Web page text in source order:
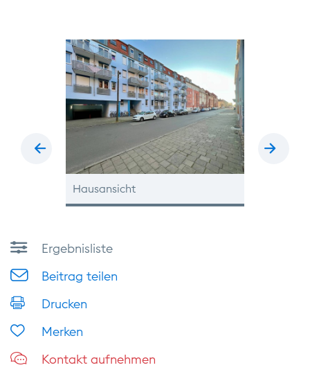
zurück vor
Hausansicht
Ergebnisliste
Beitrag teilen
Drucken
Merken
Kontakt aufnehmen